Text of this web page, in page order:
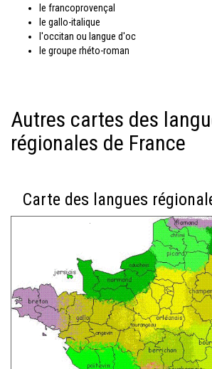
le francoprovençal
le gallo-italique
l'occitan ou langue d'oc
le groupe rhéto-roman
Autres cartes des
régionales de France
Carte des langues